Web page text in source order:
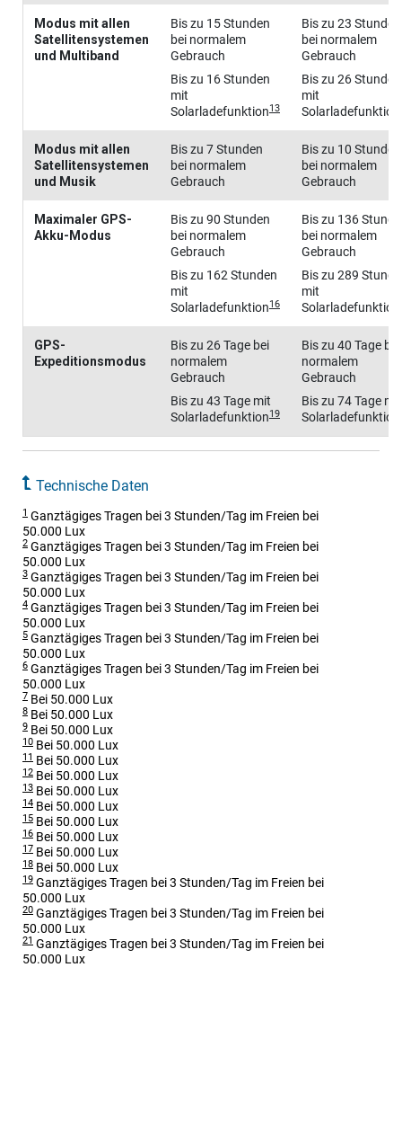
Modus mit allen
Satellitensystemen
und Multiband
Bis zu 15 Stunden
bei normalem
Gebrauch
Bis zu 16 Stunden
mit
Solarladefunktion13
Bis zu 23 Stunden
bei normalem
Gebrauch
Bis zu 26 Stunden
mit
Solarladefunktion
Modus mit allen
Satellitensystemen
und Musik
Bis zu 7 Stunden
bei normalem
Gebrauch
Bis zu 10 Stunden
bei normalem
Gebrauch
Maximaler GPS-
Akku-Modus
Bis zu 90 Stunden
bei normalem
Gebrauch
Bis zu 162 Stunden
mit
Solarladefunktion16
Bis zu 136
bei normalem
Gebrauch
Bis zu 289
mit
Solarladefunktion
GPS-
Expeditionsmodus
Bis zu 26 Tage bei
normalem
Gebrauch
Bis zu 43 Tage mit
Solarladefunktion19
Bis zu 40 Tage bei
normalem
Gebrauch
Bis zu 74 Tage mit
Solarladefunktion
Technische Daten
1 Ganztägiges Tragen bei 3 Stunden/Tag im Freien bei
50.000 Lux
2 Ganztägiges Tragen bei 3 Stunden/Tag im Freien bei
50.000 Lux
3 Ganztägiges Tragen bei 3 Stunden/Tag im Freien bei
50.000 Lux
4 Ganztägiges Tragen bei 3 Stunden/Tag im Freien bei
50.000 Lux
5 Ganztägiges Tragen bei 3 Stunden/Tag im Freien bei
50.000 Lux
6 Ganztägiges Tragen bei 3 Stunden/Tag im Freien bei
50.000 Lux
7 Bei 50.000 Lux
8 Bei 50.000 Lux
9 Bei 50.000 Lux
10 Bei 50.000 Lux
11 Bei 50.000 Lux
12 Bei 50.000 Lux
13 Bei 50.000 Lux
14 Bei 50.000 Lux
15 Bei 50.000 Lux
16 Bei 50.000 Lux
17 Bei 50.000 Lux
18 Bei 50.000 Lux
19 Ganztägiges Tragen bei 3 Stunden/Tag im Freien bei
50.000 Lux
20 Ganztägiges Tragen bei 3 Stunden/Tag im Freien bei
50.000 Lux
21 Ganztägiges Tragen bei 3 Stunden/Tag im Freien bei
50.000 Lux